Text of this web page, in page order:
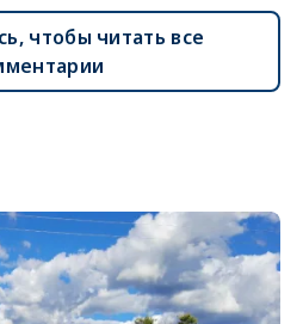
чтобы читать все